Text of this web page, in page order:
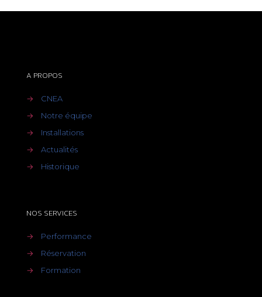
A PROPOS
→
CNEA
→
Notre équipe
→
Installations
→
Actualités
→
Historique
NOS SERVICES
→
Performance
→
Réservation
→
Formation